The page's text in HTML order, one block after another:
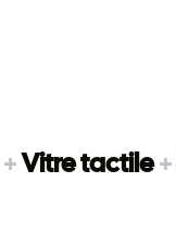
+Vitre tactile+